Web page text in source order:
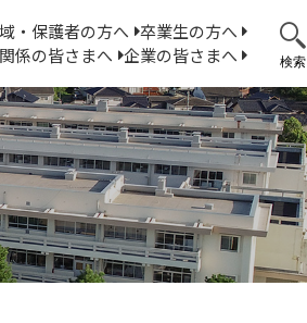
・保護者の方へ 卒業生の方へ
係の皆さまへ 企業の皆さまへ 検索
サ
イ
ト
内
検
索: